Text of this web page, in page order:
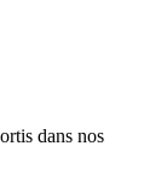
dans nos